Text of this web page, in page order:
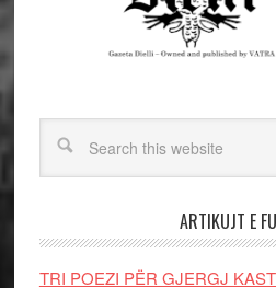
ARTIKUJT E
TRI POEZI PËR GJERGJ